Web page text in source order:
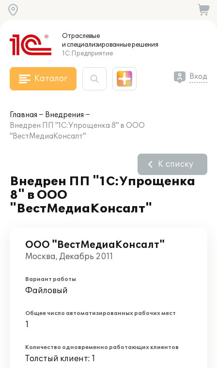
Отраслевые
и специализированныерешения
1С:Предприятие
Каталог Вход
Главная
Внедрения
Внедрен ПП "1С:Упрощенка 8" в ООО
"ВестМедиаКонсалт"
Внедрен ПП "1С:Упрощенка
8" в ООО
"ВестМедиаКонсалт"
К списку
ООО "ВестМедиаКонсалт"
Москва, Декабрь 2011
Вариант работы
Файловый
Общее число автоматизированных рабочих мест
1
Количество одновременно работающих клиентов
Толстый клиент: 1